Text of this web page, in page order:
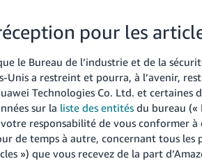
pour les
le Bureau de l’industrie et de la
Unis a restreint et pourra, à l’avenir,
Technologies Co. Ltd. et certaines
sur la liste des entités du bureau («
responsabilité de vous conformer à
de temps à autre, concernant tous les
») que vous recevez de la part